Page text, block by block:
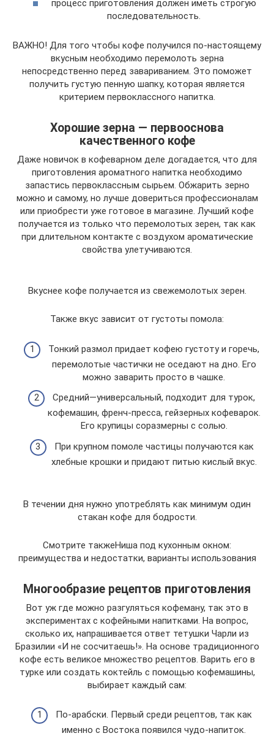
процесс приготовления должен иметь строгую
последовательность.
ВАЖНО! Для того чтобы кофе получился по-настоящему
вкусным необходимо перемолоть зерна
непосредственно перед завариванием. Это поможет
получить густую пенную шапку, которая является
критерием первоклассного напитка.
Хорошие зерна — первооснова
качественного кофе
Даже новичок в кофеварном деле догадается, что для
приготовления ароматного напитка необходимо
запастись первоклассным сырьем. Обжарить зерно
можно и самому, но лучше довериться профессионалам
или приобрести уже готовое в магазине. Лучший кофе
получается из только что перемолотых зерен, так как
при длительном контакте с воздухом ароматические
свойства улетучиваются.
Вкуснее кофе получается из свежемолотых зерен.
Также вкус зависит от густоты помола:
Тонкий размол придает кофею густоту и горечь,
перемолотые частички не оседают на дно. Его
можно заварить просто в чашке.
Средний—универсальный, подходит для турок,
кофемашин, френч-пресса, гейзерных кофеварок.
Его крупицы соразмерны с солью.
При крупном помоле частицы получаются как
хлебные крошки и придают питью кислый вкус.
В течении дня нужно употреблять как минимум один
стакан кофе для бодрости.
Смотрите такжеНиша под кухонным окном:
преимущества и недостатки, варианты использования
Многообразие рецептов приготовления
Вот уж где можно разгуляться кофеману, так это в
экспериментах с кофейными напитками. На вопрос,
сколько их, напрашивается ответ тетушки Чарли из
Бразилии «И не сосчитаешь!». На основе традиционного
кофе есть великое множество рецептов. Варить его в
турке или создать коктейль с помощью кофемашины,
выбирает каждый сам:
По-арабски. Первый среди рецептов, так как
именно с Востока появился чудо-напиток.